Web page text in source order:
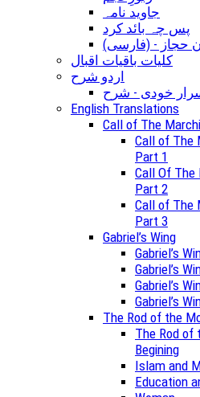
جاوید نامہ
پس چہ بائد کرد
حجاز - (فارسی
کلیات باقیات اقبال
اردو شرح
خودی - شرح
English Translations
Call of The
Call of The
Part 1
Call Of The
Part 2
Call of The
Part 3
Gabriel’s Wing
Gabriel’s
Gabriel’s
Gabriel’s
Gabriel’s
The Rod of the
The Rod of
Begining
Islam and
Education